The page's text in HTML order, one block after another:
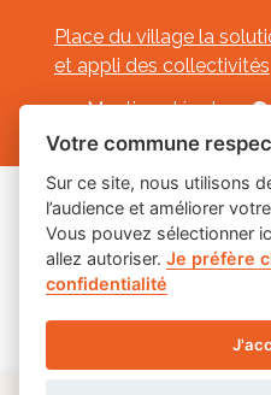
Place du village la
et appli des collectivités
Mentions légales-
Les
Votre commune
Sur ce site, nous utilisons
l’audience et améliorer
Vous pouvez sélectionner
allez autoriser.Je préfère
confidentialité